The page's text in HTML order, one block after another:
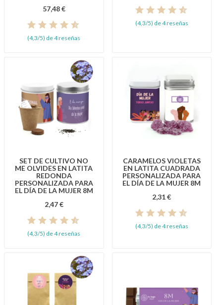
57,48 €
(4,3/5) de 4 reseñas
(4,3/5) de 4 reseñas
SET DE CULTIVO NO
ME OLVIDES EN LATITA
REDONDA
PERSONALIZADA PARA
EL DÍA DE LA MUJER 8M
2,47 €
(4,3/5) de 4 reseñas
CARAMELOS VIOLETAS
EN LATITA CUADRADA
PERSONALIZADA PARA
EL DÍA DE LA MUJER 8M
2,31 €
(4,3/5) de 4 reseñas